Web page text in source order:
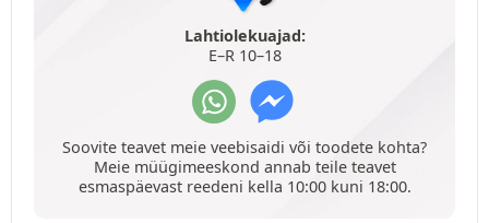
Lahtiolekuajad:
E–R 10–18
Soovite teavet meie veebisaidi või toodete kohta?
Meie müügimeeskond annab teile teavet
esmaspäevast reedeni kella 10:00 kuni 18:00.